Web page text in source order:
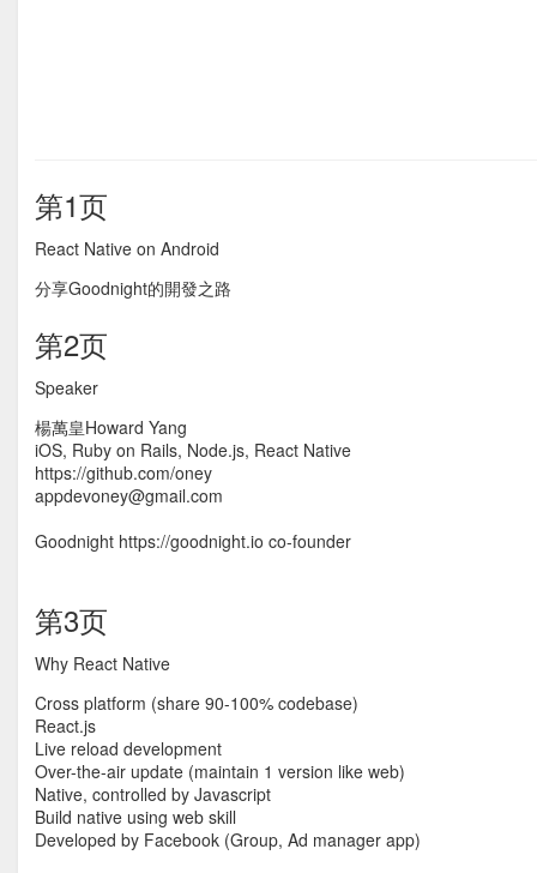
第1页
React Native on Android
分享Goodnight的開發之路
第2页
Speaker
楊萬皇Howard Yang
iOS, Ruby on Rails, Node.js, React Native
https://github.com/oney
appdevoney@gmail.com
Goodnight https://goodnight.io co-founder
第3页
Why React Native
Cross platform (share 90-100% codebase)
React.js
Live reload development
Over-the-air update (maintain 1 version like web)
Native, controlled by Javascript
Build native using web skill
Developed by Facebook (Group, Ad manager app)